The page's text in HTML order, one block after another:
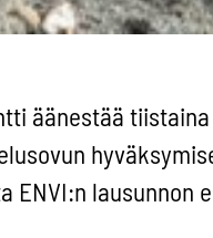
äänestää
ENVI:n lausunnon